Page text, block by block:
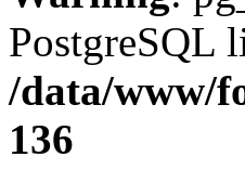
PostgreSQL
/data/www/
136